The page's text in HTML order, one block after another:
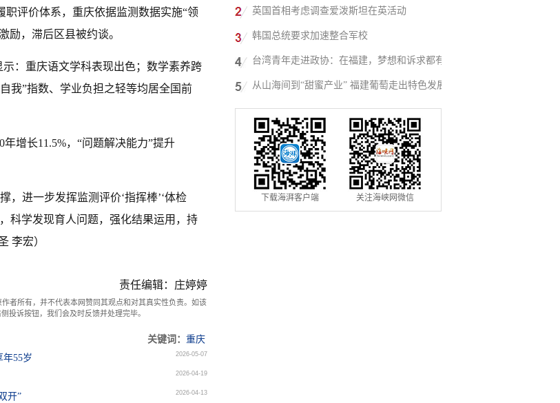
评价体系，重庆依据监测数据实施“领
励，滞后区县被约谈。
：重庆语文学科表现出色；数学素养跨
我”指数、学业负担之轻等均居全国前
增长11.5%，“问题解决能力”提升
，进一步发挥监测评价‘指挥棒’‘体检
科学发现育人问题，强化结果运用，持
李宏）
责任编辑：庄婷婷
者所有，并不代表本网赞同其观点和对其真实性负责。如该
投诉按钮，我们会及时反馈并处理完毕。
关键词： 重庆
55岁
2026-05-07
2026-04-19
开” 2026-04-13
为刃、以身殉报
英国首相考虑调查爱泼斯坦在英活动
韩国总统要求加速整合军校
台湾青年走进政协：在福建，梦想和诉求都有
回音
从山海间到“甜蜜产业” 福建葡萄走出特色发展
之路
下载海湃客户端 关注海峡网微信